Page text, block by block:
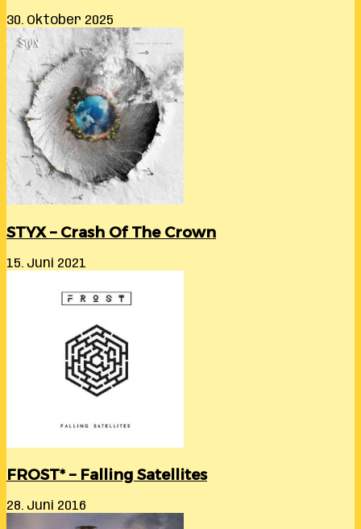
30. Oktober 2025
STYX – Crash Of The Crown
15. Juni 2021
FROST* – Falling Satellites
28. Juni 2016